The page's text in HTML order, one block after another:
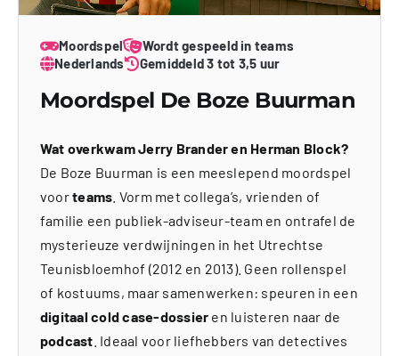
Moordspel
Wordt gespeeld in teams
Nederlands
Gemiddeld 3 tot 3,5 uur
Moordspel De Boze Buurman
Wat overkwam Jerry Brander en Herman Block?
De Boze Buurman is een meeslepend moordspel
voorteams . Vorm met collega’s, vrienden of
familie een publiek-adviseur-team en ontrafel de
mysterieuze verdwijningen in het Utrechtse
Teunisbloemhof (2012 en 2013). Geen rollenspel
of kostuums, maar samenwerken: speuren in een
digitaal cold case-dossier en luisteren naar de
podcast . Ideaal voor liefhebbers van detectives